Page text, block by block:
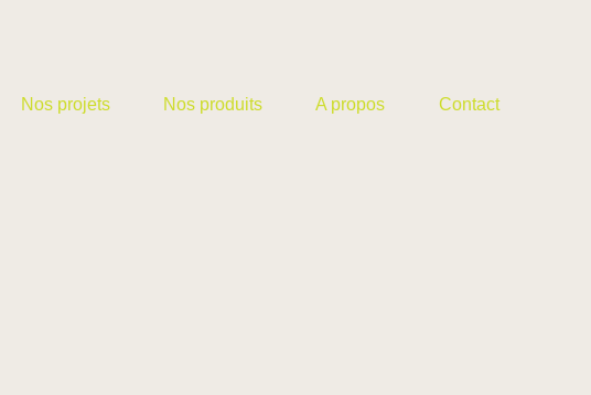
Nos projets Nos produits A propos Contact